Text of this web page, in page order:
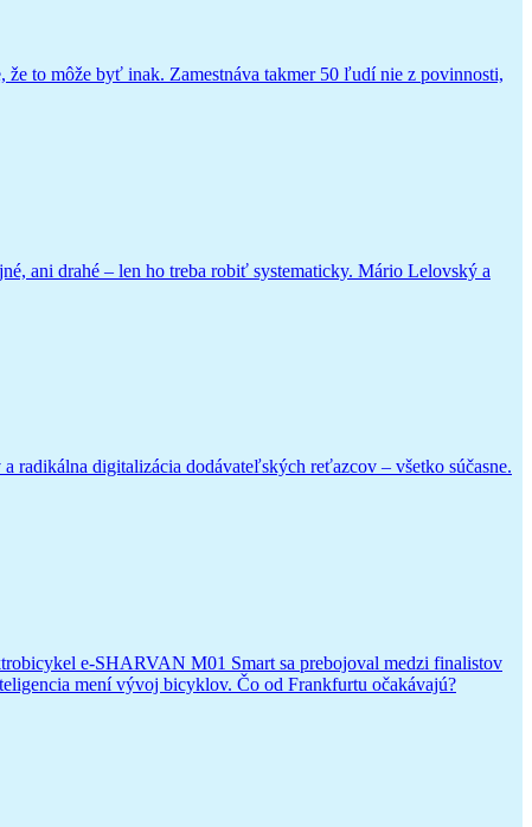
to môže byť inak. Zamestnáva takmer 50 ľudí nie z povinnosti,
ani drahé – len ho treba robiť systematicky. Mário Lelovský a
digitalizácia dodávateľských reťazcov – všetko súčasne.
e-SHARVAN M01 Smart sa prebojoval medzi finalistov
mení vývoj bicyklov. Čo od Frankfurtu očakávajú?